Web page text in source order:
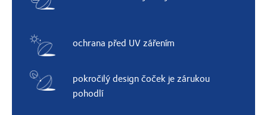
ochrana před UV zářením
pokročilý design čoček je zárukou
pohodlí